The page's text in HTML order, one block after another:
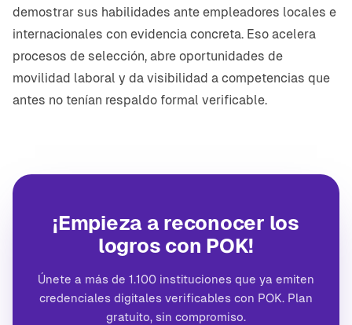
demostrar sus habilidades ante empleadores locales e
internacionales con evidencia concreta. Eso acelera
procesos de selección, abre oportunidades de
movilidad laboral y da visibilidad a competencias que
antes no tenían respaldo formal verificable.
¡Empieza a reconocer los
logros con POK!
Únete a más de 1.100 instituciones que ya emiten
credenciales digitales verificables con POK. Plan
gratuito, sin compromiso.